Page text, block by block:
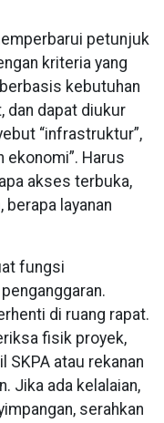
petunjuk
kriteria yang
kebutuhan
dan dapat diukur
“infrastruktur”,
ekonomi”. Harus
akses terbuka,
berapa layanan
fungsi
di ruang rapat.
fisik proyek,
SKPA atau rekanan
Jika ada kelalaian,
serahkan